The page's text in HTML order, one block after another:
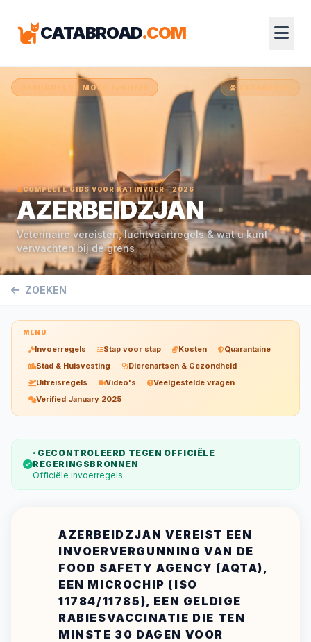
CATABROAD.COM
GEMIDDELDE MOEILIJKHEID CATABROAD
COMPLETE GIDS VOOR KATINVOER · 2026
AZERBEIDZJAN
Veterinaire vereisten, luchtvaartregels & wat u kunt
verwachten bij de grens
ZOEKEN
MENU
Invoerregels Stap voor stap Kosten
Quarantaine
Stad & Huisvesting
Dierenartsen & Gezondheid
Uitreisregels
Video's
Veelgestelde vragen
Verified January 2025
· GECONTROLEERD TEGEN OFFICIËLE
REGERINGSBRONNEN
Officiële invoerregels
AZERBEIDZJAN VEREIST EEN
INVOERVERGUNNING VAN DE
FOOD SAFETY AGENCY (AQTA),
EEN MICROCHIP (ISO
11784/11785), EEN GELDIGE
RABIESVACCINATIE DIE TEN
MINSTE 30 DAGEN VOOR